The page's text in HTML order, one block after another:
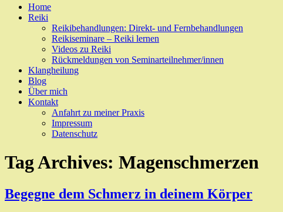
Skip
Home
Reiki
Reikibehandlungen: Direkt- und Fernbehandlungen
Reikiseminare – Reiki lernen
Videos zu Reiki
Rückmeldungen von Seminarteilnehmer/innen
Klangheilung
Blog
Über mich
Kontakt
Anfahrt zu meiner Praxis
Impressum
Datenschutz
Tag Archives: Magenschmerzen
Begegne dem Schmerz in deinem Körper